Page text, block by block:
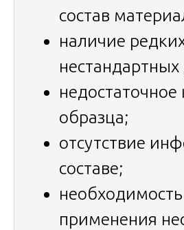
состав
наличие
недостаточное
образца;
отсутствие
составе;
необходимость
применения